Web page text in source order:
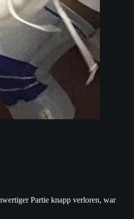
Partie knapp verloren, war